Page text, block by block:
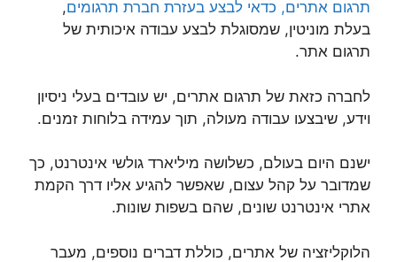
תרגום אתרים, כדאי לבצע בעזרת חברת תרגומים,
בעלת מוניטין, שמסוגלת לבצע עבודה איכותית של
תרגום אתר.
לחברה כזאת של תרגום אתרים, יש עובדים בעלי ניסיון
וידע, שיבצעו עבודה מעולה, תוך עמידה בלוחות זמנים.
ישנם היום בעולם, כשלושה מיליארד גולשי אינטרנט, כך
שמדובר על קהל עצום, שאפשר להגיע אליו דרך הקמת
אתרי אינטרנט שונים, שהם בשפות שונות.
הלוקליזציה של אתרים, כוללת דברים נוספים, מעבר